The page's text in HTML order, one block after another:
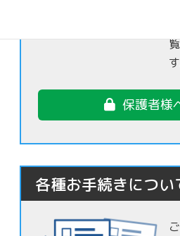
す
保護者様
各種お手続きについ